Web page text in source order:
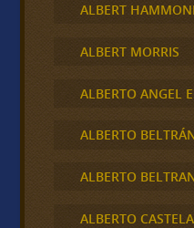
ALBERT
ALBERT MORRIS
ALBERTO ANGEL
ALBERTO
ALBERTO
ALBERTO